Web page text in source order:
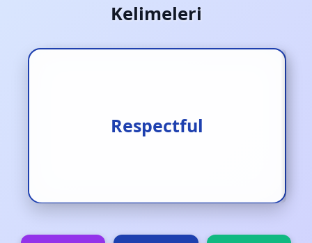
Kelimeleri
Respectful
Saygılı